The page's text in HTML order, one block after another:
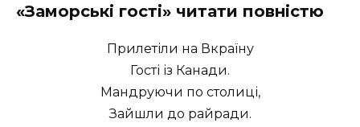
«Заморські гості» читати повністю
Прилетіли на Вкраїну
Гості із Канади.
Мандруючи по столиці,
Зайшли до райради.